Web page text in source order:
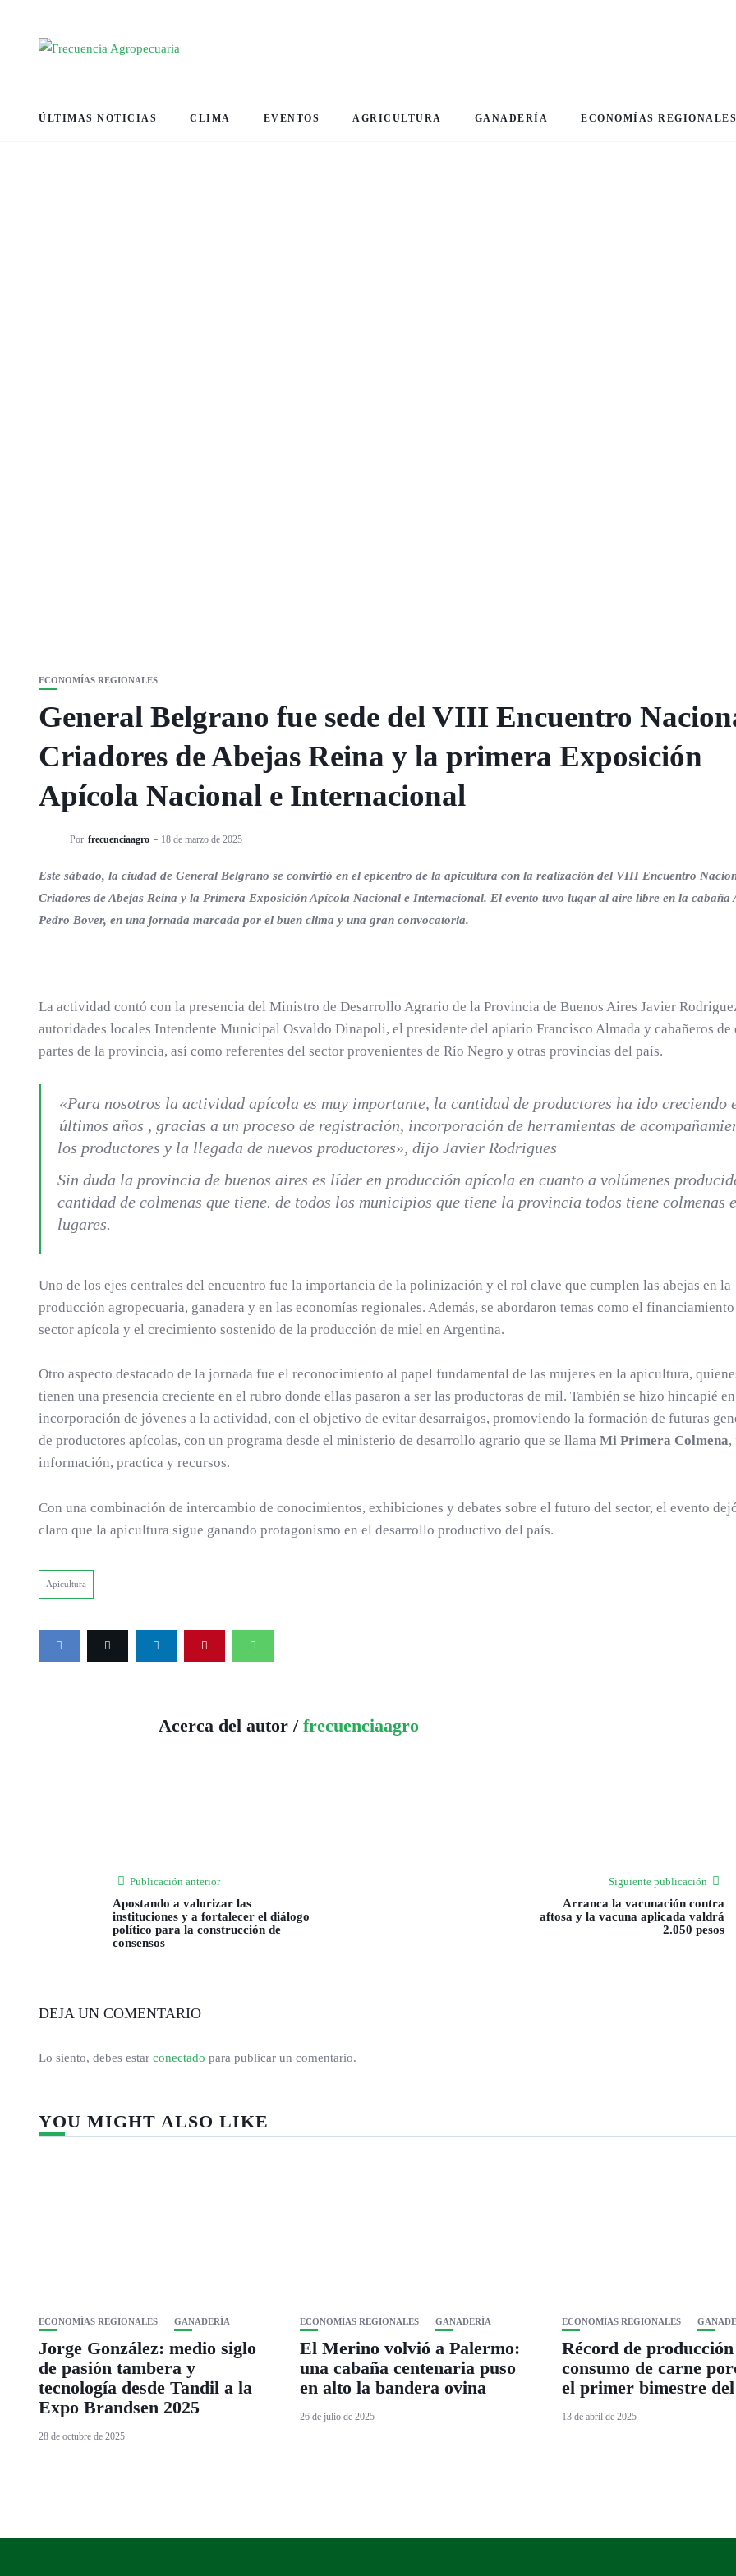
ÚLTIMAS NOTICIAS CLIMA EVENTOS AGRICULTURA GANADERÍA ECONOMÍAS REGIONALES
ECONOMÍAS REGIONALES
General Belgrano fue sede del VIII Encuentro
Criadores de Abejas Reina y la primera Exposición
Apícola Nacional e Internacional
Por frecuenciaagro 18 de marzo de 2025
Este sábado, la ciudad de General Belgrano se convirtió en el epicentro de la apicultura con la realización del VIII Encuentro
Criadores de Abejas Reina y la Primera Exposición Apícola Nacional e Internacional. El evento tuvo lugar al aire libre en la cabaña
Pedro Bover, en una jornada marcada por el buen clima y una gran convocatoria.
La actividad contó con la presencia del Ministro de Desarrollo Agrario de la Provincia de Buenos Aires Javier
autoridades locales Intendente Municipal Osvaldo Dinapoli, el presidente del apiario Francisco Almada y cabañeros de
partes de la provincia, así como referentes del sector provenientes de Río Negro y otras provincias del país.
«Para nosotros la actividad apícola es muy importante, la cantidad de productores ha ido creciendo
últimos años , gracias a un proceso de registración, incorporación de herramientas de
los productores y la llegada de nuevos productores», dijo Javier Rodrigues
Sin duda la provincia de buenos aires es líder en producción apícola en cuanto a volúmenes
cantidad de colmenas que tiene. de todos los municipios que tiene la provincia todos tiene colmenas
lugares.
Uno de los ejes centrales del encuentro fue la importancia de la polinización y el rol clave que cumplen las abejas en la
producción agropecuaria, ganadera y en las economías regionales. Además, se abordaron temas como el
sector apícola y el crecimiento sostenido de la producción de miel en Argentina.
Otro aspecto destacado de la jornada fue el reconocimiento al papel fundamental de las mujeres en la apicultura,
tienen una presencia creciente en el rubro donde ellas pasaron a ser las productoras de mil. También se hizo hincapié
incorporación de jóvenes a la actividad, con el objetivo de evitar desarraigos, promoviendo la formación de futuras
de productores apícolas, con un programa desde el ministerio de desarrollo agrario que se llama Mi Primera Colmena,
información, practica y recursos.
Con una combinación de intercambio de conocimientos, exhibiciones y debates sobre el futuro del sector, el evento
claro que la apicultura sigue ganando protagonismo en el desarrollo productivo del país.
Apicultura
Acerca del autor / frecuenciaagro
Publicación anterior
Apostando a valorizar las
instituciones y a fortalecer el diálogo
político para la construcción de
consensos
Siguiente publicación
Arranca la vacunación contra
aftosa y la vacuna aplicada valdrá
2.050 pesos
DEJA UN COMENTARIO
Lo siento, debes estar conectado para publicar un comentario.
YOU MIGHT ALSO LIKE
ECONOMÍAS REGIONALES GANADERÍA
Jorge González: medio siglo
de pasión tambera y
tecnología desde Tandil a la
Expo Brandsen 2025
28 de octubre de 2025
ECONOMÍAS REGIONALES GANADERÍA
El Merino volvió a Palermo:
una cabaña centenaria puso
en alto la bandera ovina
26 de julio de 2025
ECONOMÍAS REGIONALES
Récord de
consumo de carne
el primer bimestre
13 de abril de 2025